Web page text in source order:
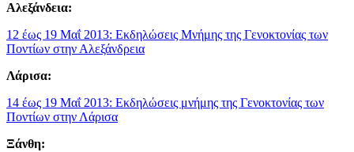
Αλεξάνδεια:
12 έως 19 Μαΐ 2013: Εκδηλώσεις Μνήμης της Γενοκτονίας των
Ποντίων στην Αλεξάνδρεια
Λάρισα:
14 έως 19 Μαΐ 2013: Εκδηλώσεις μνήμης της Γενοκτονίας των
Ποντίων στην Λάρισα
Ξάνθη: